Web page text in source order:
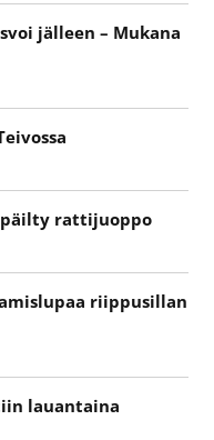
jälleen – Mukana
rattijuoppo
riippusillan
lauantaina